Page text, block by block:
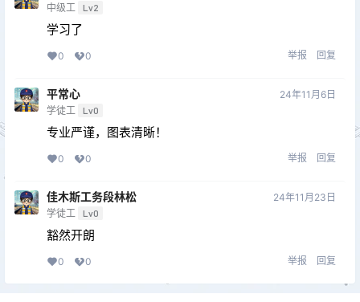
中级工 Lv2
学习了
0 0 举报 回复
平常心
学徒工 Lv0
24年11月6日
专业严谨，图表清晰！
0 0 举报 回复
佳木斯工务段林松
学徒工 Lv0
24年11月23日
豁然开朗
0 0 举报 回复